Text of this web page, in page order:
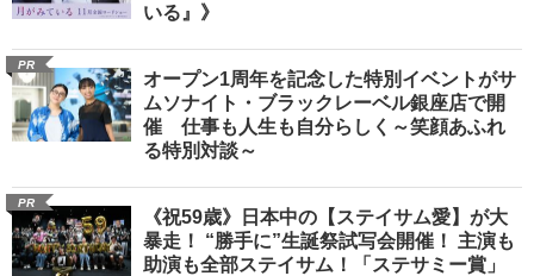
いる』》
PR
オープン1周年を記念した特別イベントがサ
ムソナイト・ブラックレーベル銀座店で開
催 仕事も人生も自分らしく～笑顔あふれ
る特別対談～
PR
《祝59歳》日本中の【ステイサム愛】が大
暴走！ “勝手に”生誕祭試写会開催！ 主演も
助演も全部ステイサム！「ステサミー賞」